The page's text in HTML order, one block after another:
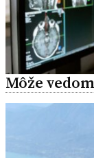
Môže